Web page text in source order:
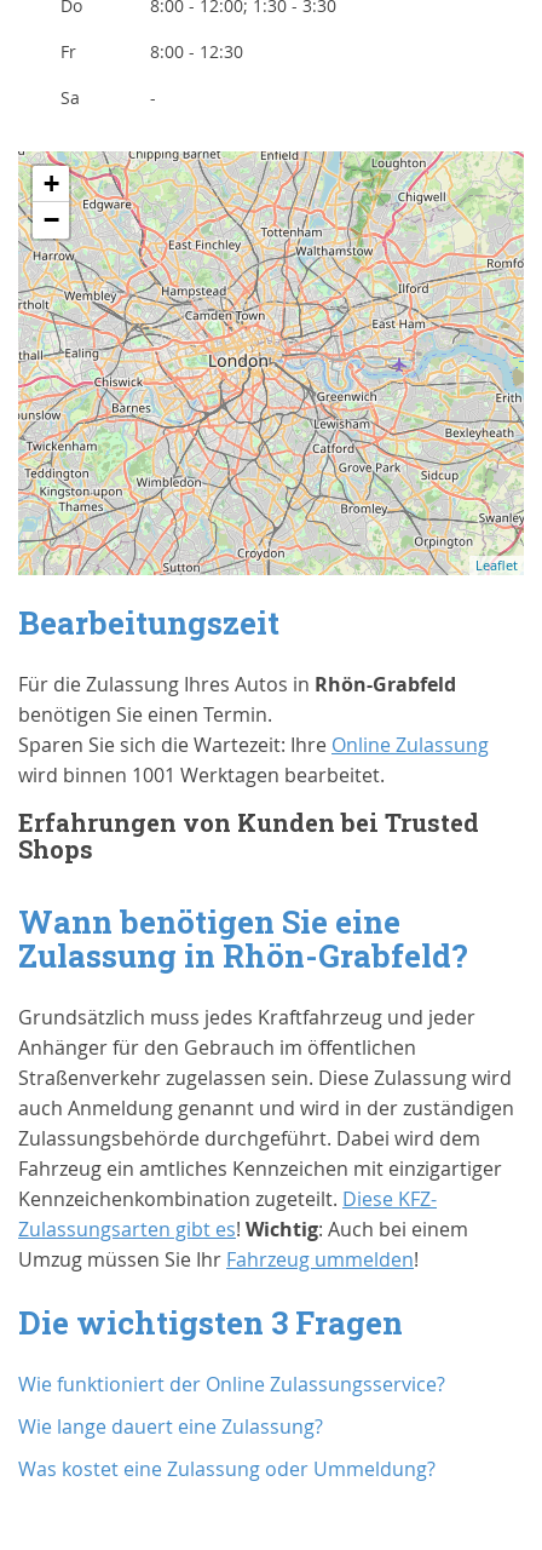
Do
8:00 - 12:00; 1:30 - 3:30
Fr
8:00 - 12:30
Sa
-
+
−
Leaflet
Bearbeitungszeit
Für die Zulassung Ihres Autos in Rhön-Grabfeld
benötigen Sie einen Termin.
Sparen Sie sich die Wartezeit: Ihre Online Zulassung
wird binnen 1001 Werktagen bearbeitet.
Erfahrungen von Kunden bei Trusted
Shops
Wann benötigen Sie eine
Zulassung in Rhön-Grabfeld?
Grundsätzlich muss jedes Kraftfahrzeug und jeder
Anhänger für den Gebrauch im öffentlichen
Straßenverkehr zugelassen sein. Diese Zulassung wird
auch Anmeldung genannt und wird in der zuständigen
Zulassungsbehörde durchgeführt. Dabei wird dem
Fahrzeug ein amtliches Kennzeichen mit einzigartiger
Kennzeichenkombination zugeteilt. Diese KFZ-
Zulassungsarten gibt es! Wichtig: Auch bei einem
Umzug müssen Sie Ihr Fahrzeug ummelden!
Die wichtigsten 3 Fragen
Wie funktioniert der Online Zulassungsservice?
Wie lange dauert eine Zulassung?
Was kostet eine Zulassung oder Ummeldung?